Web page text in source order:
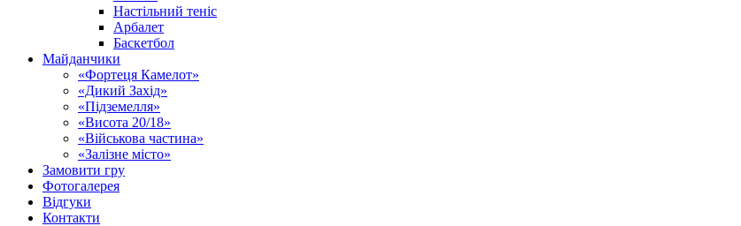
Настільний теніс
Арбалет
Баскетбол
Майданчики
«Фортеця Камелот»
«Дикий Захід»
«Підземелля»
«Висота 20/18»
«Військова частина»
«Залізне місто»
Замовити гру
Фотогалерея
Відгуки
Контакти